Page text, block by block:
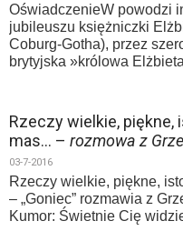
OświadczenieW powodzi
jubileuszu księżniczki
Coburg-Gotha), przez
brytyjska »królowa
Rzeczy wielkie, piękne,
mas… – rozmowa z
03-7-2016
Rzeczy wielkie, piękne,
– „Goniec” rozmawia z
Kumor: Świetnie Cię